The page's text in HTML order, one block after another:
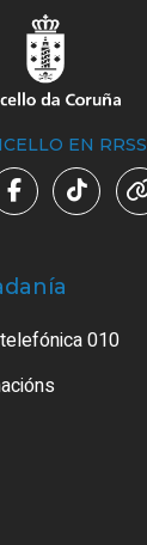
EN RRSS
010